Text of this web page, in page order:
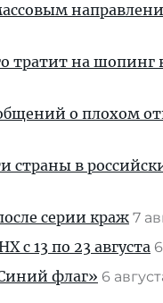
тратит на шопинг
о плохом
страны в
серии краж 7
с 13 по 23 августа
флаг» 6